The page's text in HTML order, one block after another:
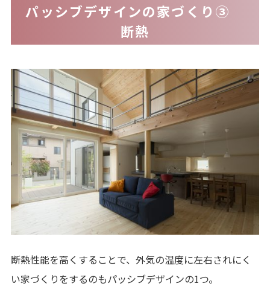
パッシブデザインの家づくり③
断熱
断熱性能を高くすることで、外気の温度に左右されにく
い家づくりをするのもパッシブデザインの1つ。